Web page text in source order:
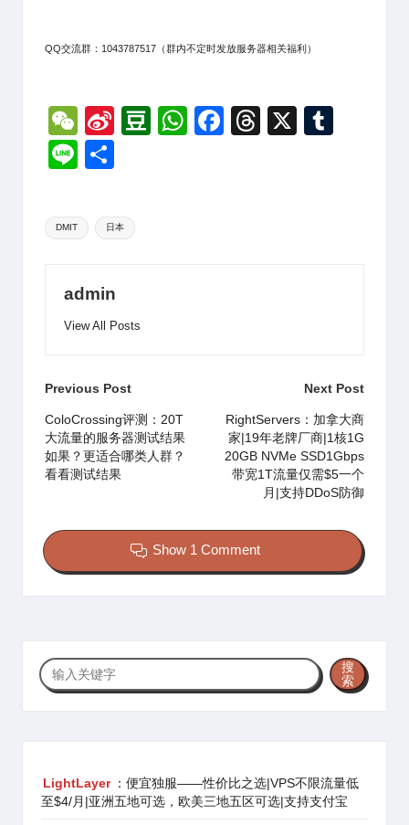
QQ交流群：1043787517（群内不定时发放服务器相关福利）
W
e
C
h
at
Si
W
ei
o
D
W
F
T
X
Li
e
Tags:
DMIT 日本
admin
View All Posts
Post
navigation
Previous Post
ColoCrossing评测：20T
大流量的服务器测试结果
如果？更适合哪类人群？
看看测试结果
Next Post
RightServers：加拿大商
家|19年老牌厂商|1核1G
20GB NVMe SSD1Gbps
带宽1T流量仅需$5一个
月|支持DDoS防御
Show 1 Comment
搜
索
搜
索
LightLayer ：便宜独服——性价比之选|VPS不限流量低
至$4/月|亚洲五地可选，欧美三地五区可选|支持支付宝